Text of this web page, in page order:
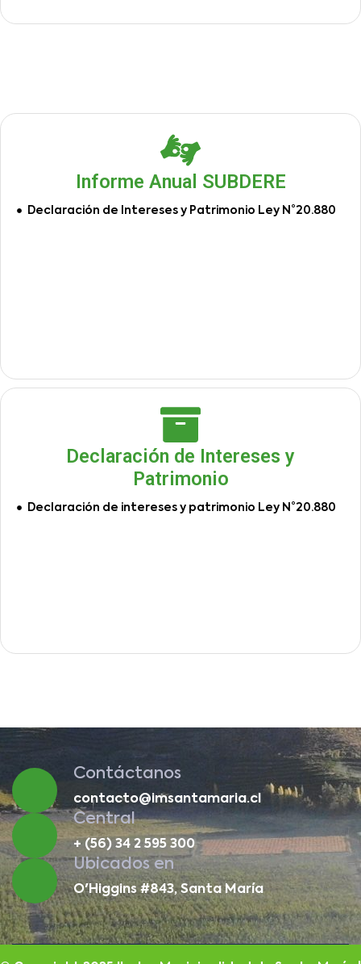
Informe Anual SUBDERE
Declaración de Intereses y Patrimonio Ley N°20.880
Declaración de Intereses y
Patrimonio
Declaración de intereses y patrimonio Ley N°20.880
Contáctanos
contacto@imsantamaria.cl
Central
+ (56) 34 2 595 300
Ubicados en
O'Higgins #843, Santa María